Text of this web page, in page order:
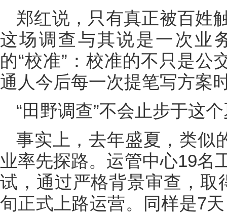
郑红说，只有真正被百姓
这场调查与其说是一次业
的“校准”：校准的不只是公
通人今后每一次提笔写方案
“田野调查”不会止步于这
事实上，去年盛夏，类似
业率先探路。运管中心19名
试，通过严格背景审查，取
旬正式上路运营。同样是7